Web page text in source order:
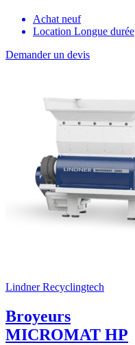
Achat neuf
Location Longue durée
Demander un devis
Lindner Recyclingtech
Broyeurs
MICROMAT HP